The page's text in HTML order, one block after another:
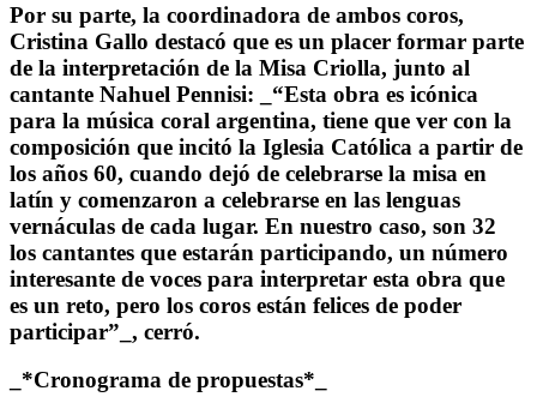
Por su parte, la coordinadora de ambos coros,
Cristina Gallo destacó que es un placer formar parte
de la interpretación de la Misa Criolla, junto al
cantante Nahuel Pennisi: _“Esta obra es icónica
para la música coral argentina, tiene que ver con la
composición que incitó la Iglesia Católica a partir de
los años 60, cuando dejó de celebrarse la misa en
latín y comenzaron a celebrarse en las lenguas
vernáculas de cada lugar. En nuestro caso, son 32
los cantantes que estarán participando, un número
interesante de voces para interpretar esta obra que
es un reto, pero los coros están felices de poder
participar”_, cerró.
_*Cronograma de propuestas*_